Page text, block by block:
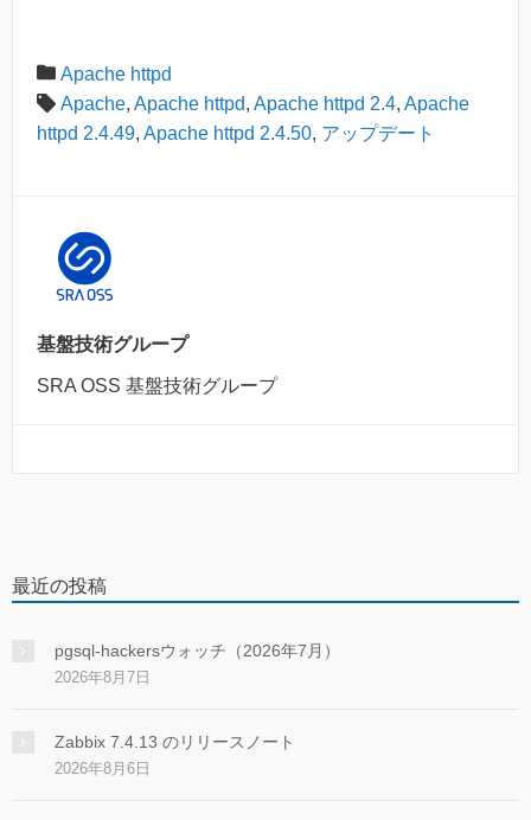
Apache httpd
Apache, Apache httpd, Apache httpd 2.4, Apache
httpd 2.4.49, Apache httpd 2.4.50, アップデート
基盤技術グループ
SRA OSS 基盤技術グループ
最近の投稿
pgsql-hackersウォッチ（2026年7月）
2026年8月7日
Zabbix 7.4.13 のリリースノート
2026年8月6日